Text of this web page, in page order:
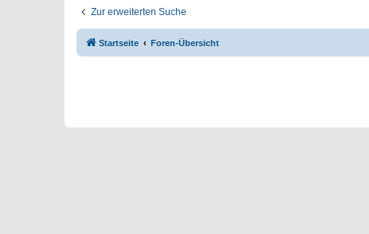
Zur erweiterten Suche
Startseite Foren-Übersicht